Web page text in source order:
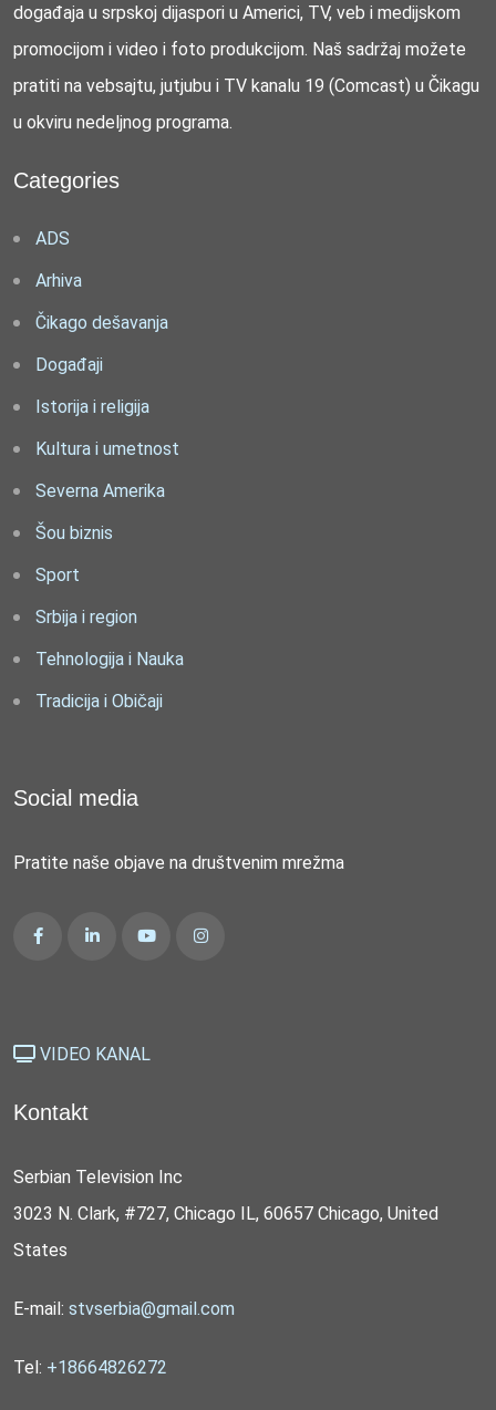
događaja u srpskoj dijaspori u Americi, TV, veb i medijskom
promocijom i video i foto produkcijom. Naš sadržaj možete
pratiti na vebsajtu, jutjubu i TV kanalu 19 (Comcast) u Čikagu
u okviru nedeljnog programa.
Categories
ADS
Arhiva
Čikago dešavanja
Događaji
Istorija i religija
Kultura i umetnost
Severna Amerika
Šou biznis
Sport
Srbija i region
Tehnologija i Nauka
Tradicija i Običaji
Social media
Pratite naše objave na društvenim mrežma
VIDEO KANAL
Kontakt
Serbian Television Inc
3023 N. Clark, #727, Chicago IL, 60657 Chicago, United
States
E-mail: stvserbia@gmail.com
Tel: +18664826272